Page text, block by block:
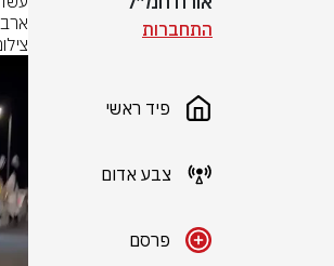
התחברות
פיד ראשי
צבע אדום
פרסם